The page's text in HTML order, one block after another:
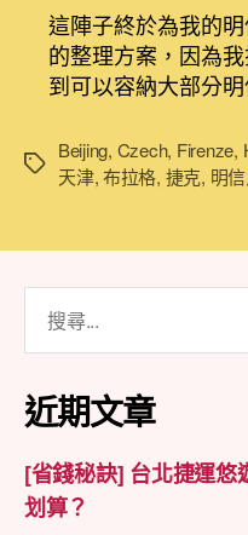
者
佈
日
期
這陣子終於為我的
的整理方案，因為
到可以容納大部分
標
Beijing, Czech, Firenze,
天津,布拉格, 捷克, 明
關
鍵
字:
近期文章
[省錢秘訣] 台北捷運悠
划算？